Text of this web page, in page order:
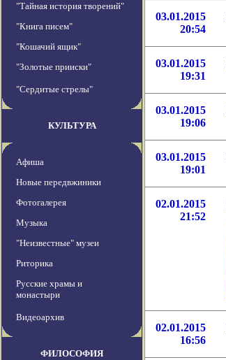
"Тайная история творений"
"Книга писем"
"Кошачий ящик"
"Золотые прииски"
"Сердитые стрелы"
КУЛЬТУРА
Афиша
Новые передвжиники
Фотогалерея
Музыка
"Неизвестные" музеи
Риторика
Русские храмы и
монастыри
Видеоархив
ФИЛОСОФИЯ
03.01.2015
20:54
03.01.2015
19:31
03.01.2015
19:06
03.01.2015
19:01
02.01.2015
21:52
02.01.2015
16:56